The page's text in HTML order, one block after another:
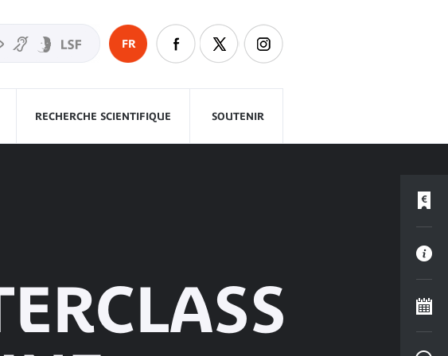
FR
RECHERCHE SCIENTIFIQUE SOUTENIR